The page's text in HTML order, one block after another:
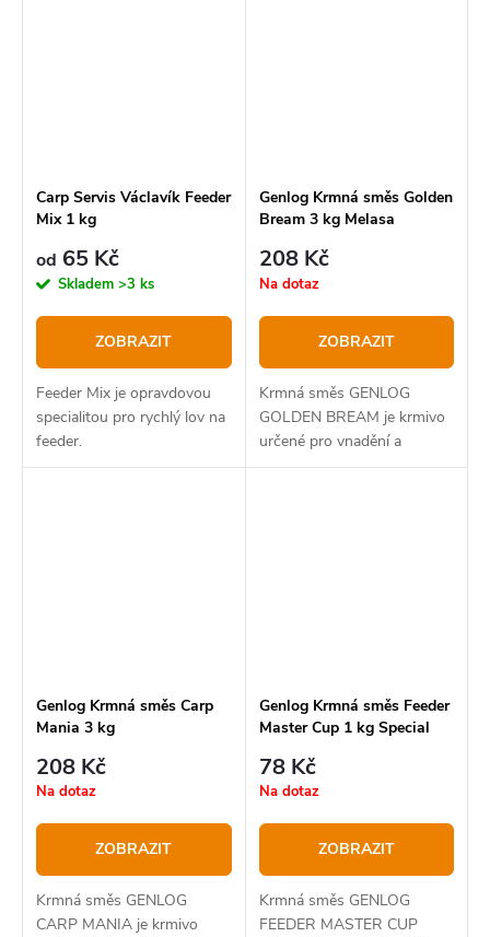
Carp Servis Václavík Feeder
Mix 1 kg
od 65 Kč
Skladem >3 ks
ZOBRAZIT
Feeder Mix je opravdovou
specialitou pro rychlý lov na
feeder.
Genlog Krmná směs Golden
Bream 3 kg Melasa
208 Kč
Na dotaz
ZOBRAZIT
Krmná směs GENLOG
GOLDEN BREAM je krmivo
určené pro vnadění a
chytání velkých cejnů.
Genlog Krmná směs Carp
Mania 3 kg
208 Kč
Na dotaz
ZOBRAZIT
Krmná směs GENLOG
CARP MANIA je krmivo
Genlog Krmná směs Feeder
Master Cup 1 kg Special
78 Kč
Na dotaz
ZOBRAZIT
Krmná směs GENLOG
FEEDER MASTER CUP